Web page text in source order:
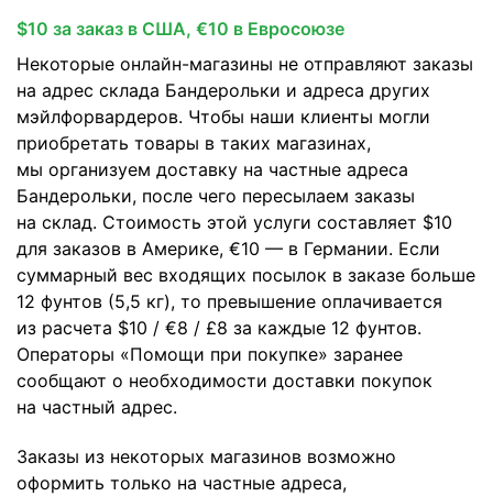
$10 за заказ в США, €10 в Евросоюзе
Некоторые онлайн-магазины не отправляют заказы
на адрес склада Бандерольки и адреса других
мэйлфорвардеров. Чтобы наши клиенты могли
приобретать товары в таких магазинах,
мы организуем доставку на частные адреса
Бандерольки, после чего пересылаем заказы
на склад. Стоимость этой услуги составляет $10
для заказов в Америке, €10 — в Германии. Если
суммарный вес входящих посылок в заказе больше
12 фунтов (5,5 кг), то превышение оплачивается
из расчета $10 / €8 / £8 за каждые 12 фунтов.
Операторы «Помощи при покупке» заранее
сообщают о необходимости доставки покупок
на частный адрес.
Заказы из некоторых магазинов возможно
оформить только на частные адреса,